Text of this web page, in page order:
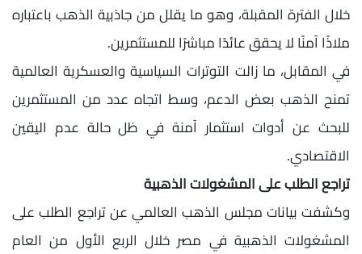
خلال الفترة المقبلة، وهو ما يقلل من جاذبية الذهب باعتباره
ملاذًا آمنًا لا يحقق عائدًا مباشرًا للمستثمرين.
في المقابل، ما زالت التوترات السياسية والعسكرية العالمية
تمنح الذهب بعض الدعم، وسط اتجاه عدد من المستثمرين
للبحث عن أدوات استثمار آمنة في ظل حالة عدم اليقين
الاقتصادي.
تراجع الطلب على المشغولات الذهبية
وكشفت بيانات مجلس الذهب العالمي عن تراجع الطلب على
المشغولات الذهبية في مصر خلال الربع الأول من العام